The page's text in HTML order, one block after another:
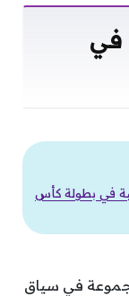
في
في بطولة كأس
في سياق